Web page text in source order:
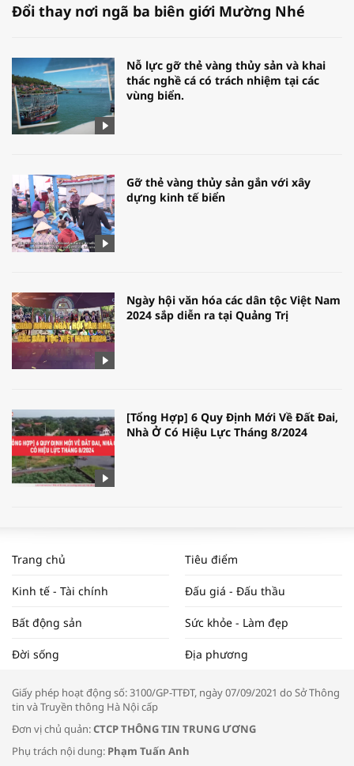
Đổi thay nơi ngã ba biên giới Mường Nhé
Nỗ lực gỡ thẻ vàng thủy sản và khai
thác nghề cá có trách nhiệm tại các
vùng biển.
Gỡ thẻ vàng thủy sản gắn với xây
dựng kinh tế biển
Ngày hội văn hóa các dân tộc Việt Nam
2024 sắp diễn ra tại Quảng Trị
[Tổng Hợp] 6 Quy Định Mới Về Đất Đai,
Nhà Ở Có Hiệu Lực Tháng 8/2024
NAM NĂM 2024 VÀ NĂM 2025 | NHỊP
ĐẬP THỊ TRƯỜNG #62
Tọa đàm “Xúc tiến thương mại: Khơi
Trang chủ Tiêu điểm
Kinh tế - Tài chính Đấu giá - Đấu thầu
Bất động sản Sức khỏe - Làm đẹp
Đời sống Địa phương
Giấy phép hoạt động số: 3100/GP-TTĐT, ngày 07/09/2021 do Sở Thông
tin và Truyền thông Hà Nội cấp
Đơn vị chủ quản:CTCP THÔNG TIN TRUNG ƯƠNG
Phụ trách nội dung: Phạm Tuấn Anh